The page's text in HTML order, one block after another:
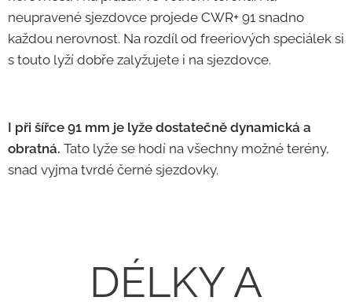
neupravené sjezdovce projede CWR+ 91 snadno
každou nerovnost. Na rozdíl od freeriových speciálek si
s touto lyží dobře zalyžujete i na sjezdovce.
I při šířce 91 mm je lyže dostatečně dynamická a
obratná. Tato lyže se hodí na všechny možné terény,
snad vyjma tvrdé černé sjezdovky.
DÉLKY A